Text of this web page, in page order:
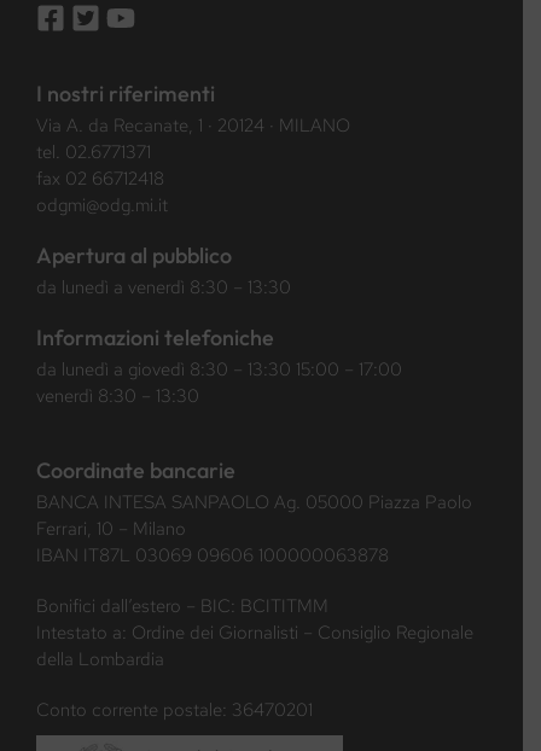
I nostri riferimenti
Via A. da Recanate, 1 · 20124 · MILANO
tel. 02.6771371
fax 02 66712418
odgmi@odg.mi.it
Apertura al pubblico
da lunedì a venerdì 8:30 – 13:30
Informazioni telefoniche
da lunedì a giovedì 8:30 – 13:30 15:00 – 17:00
venerdì 8:30 – 13:30
Coordinate bancarie
BANCA INTESA SANPAOLO Ag. 05000 Piazza Paolo
Ferrari, 10 – Milano
IBAN IT87L 03069 09606 100000063878
Bonifici dall’estero – BIC: BCITITMM
Intestato a: Ordine dei Giornalisti – Consiglio Regionale
della Lombardia
Conto corrente postale: 36470201